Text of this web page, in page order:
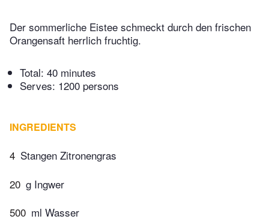
Der sommerliche Eistee schmeckt durch den frischen
Orangensaft herrlich fruchtig.
Total: 40 minutes
Serves: 1200 persons
INGREDIENTS
4 Stangen Zitronengras
20 g Ingwer
500 ml Wasser